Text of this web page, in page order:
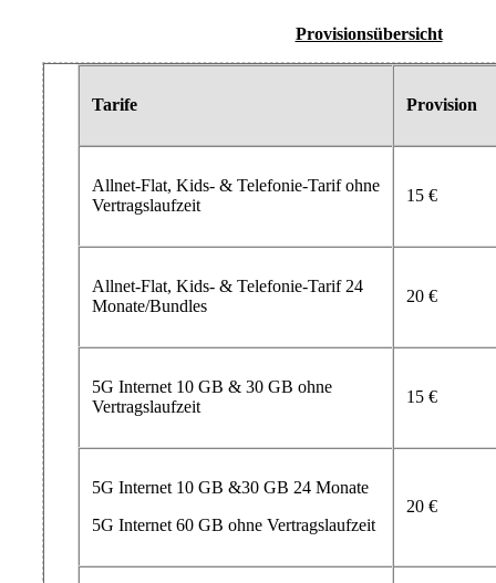
Provisionsübersicht
Tarife Provision
Allnet-Flat, Kids- & Telefonie-Tarif ohne
Vertragslaufzeit
15 €
Allnet-Flat, Kids- & Telefonie-Tarif 24
Monate/Bundles
20 €
5G Internet 10 GB & 30 GB ohne
Vertragslaufzeit
15 €
5G Internet 10 GB &30 GB 24 Monate
5G Internet 60 GB ohne Vertragslaufzeit
20 €